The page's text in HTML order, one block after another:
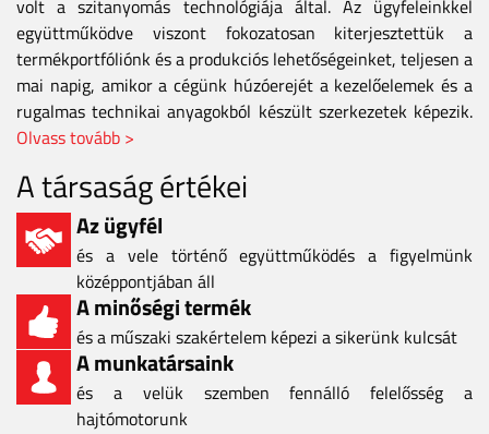
volt a szitanyomás technológiája által. Az ügyfeleinkkel
együttműködve viszont fokozatosan kiterjesztettük a
termékportfóliónk és a produkciós lehetőségeinket, teljesen a
mai napig, amikor a cégünk húzóerejét a kezelőelemek és a
rugalmas technikai anyagokból készült szerkezetek képezik.
Olvass tovább >
A társaság értékei
Az ügyfél
és a vele történő együttműködés a figyelmünk
középpontjában áll
A minőségi termék
és a műszaki szakértelem képezi a sikerünk kulcsát
A munkatársaink
és a velük szemben fennálló felelősség a
hajtómotorunk